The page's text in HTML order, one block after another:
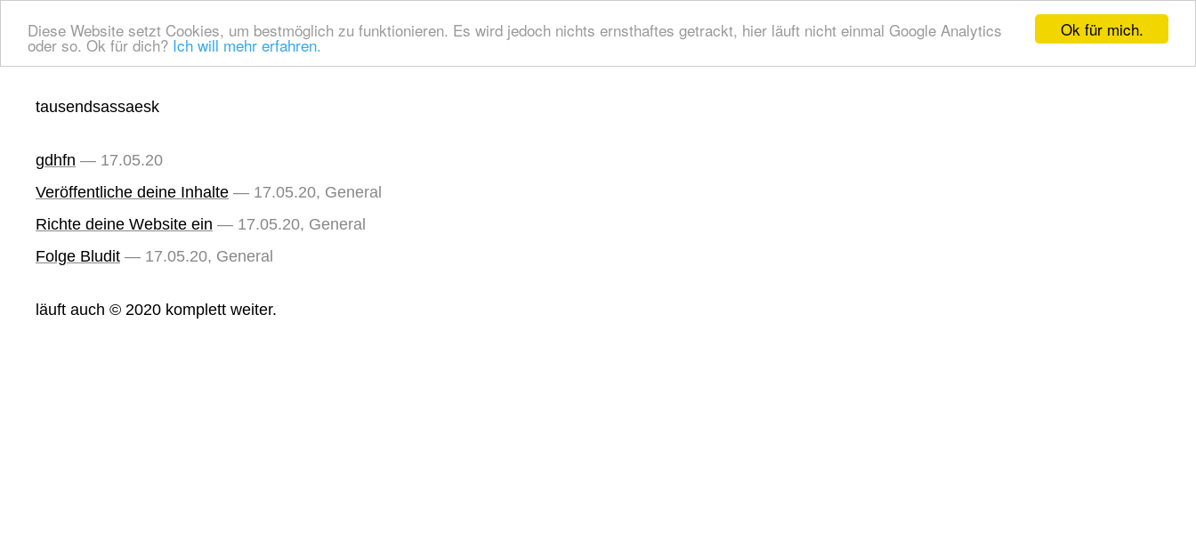
Ok für mich.
Diese Website setzt Cookies, um bestmöglich zu funktionieren. Es wird jedoch nichts ernsthaftes getrackt, hier läuft nicht einmal Google Analytics
oder so. Ok für dich? Ich will mehr erfahren.
tausendsassaesk
gdhfn — 17.05.20
Veröffentliche deine Inhalte — 17.05.20, General
Richte deine Website ein — 17.05.20, General
Folge Bludit — 17.05.20, General
läuft auch © 2020 komplett weiter.